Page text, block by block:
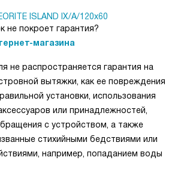
ISLAND IX/A/120x60
не покроет гарантия?
магазина
не распространяется гарантия на
вытяжки, как ее повреждения
установки, использования
или принадлежностей,
с устройством, а также
стихийными бедствиями или
например, попаданием воды